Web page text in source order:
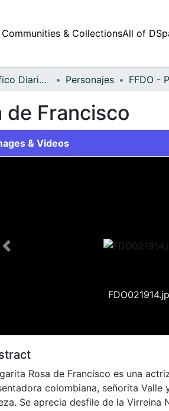
Communities & CollectionsAll of
Fondo Fotográfico Diario Occidente Personajes
de Francisco
& Videos
Previous
Rosa de Francisco es una
colombiana, señorita Valle
Se aprecia desfile de la Virreina